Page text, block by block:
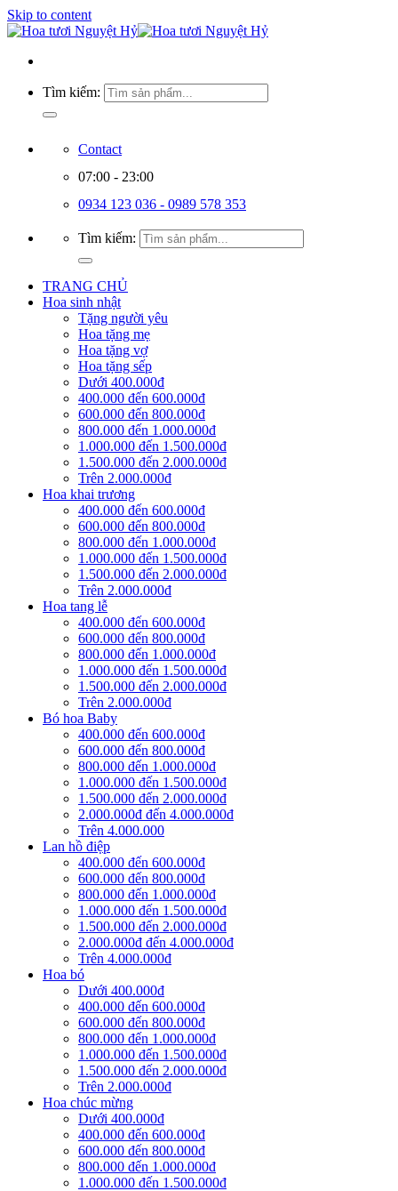
Skip to content
Tìm kiếm:
Contact
07:00 - 23:00
0934 123 036 - 0989 578 353
Tìm kiếm:
TRANG CHỦ
Hoa sinh nhật
Tặng người yêu
Hoa tặng mẹ
Hoa tặng vợ
Hoa tặng sếp
Dưới 400.000đ
400.000 đến 600.000đ
600.000 đến 800.000đ
800.000 đến 1.000.000đ
1.000.000 đến 1.500.000đ
1.500.000 đến 2.000.000đ
Trên 2.000.000đ
Hoa khai trương
400.000 đến 600.000đ
600.000 đến 800.000đ
800.000 đến 1.000.000đ
1.000.000 đến 1.500.000đ
1.500.000 đến 2.000.000đ
Trên 2.000.000đ
Hoa tang lễ
400.000 đến 600.000đ
600.000 đến 800.000đ
800.000 đến 1.000.000đ
1.000.000 đến 1.500.000đ
1.500.000 đến 2.000.000đ
Trên 2.000.000đ
Bó hoa Baby
400.000 đến 600.000đ
600.000 đến 800.000đ
800.000 đến 1.000.000đ
1.000.000 đến 1.500.000đ
1.500.000 đến 2.000.000đ
2.000.000đ đến 4.000.000đ
Trên 4.000.000
Lan hồ điệp
400.000 đến 600.000đ
600.000 đến 800.000đ
800.000 đến 1.000.000đ
1.000.000 đến 1.500.000đ
1.500.000 đến 2.000.000đ
2.000.000đ đến 4.000.000đ
Trên 4.000.000đ
Hoa bó
Dưới 400.000đ
400.000 đến 600.000đ
600.000 đến 800.000đ
800.000 đến 1.000.000đ
1.000.000 đến 1.500.000đ
1.500.000 đến 2.000.000đ
Trên 2.000.000đ
Hoa chúc mừng
Dưới 400.000đ
400.000 đến 600.000đ
600.000 đến 800.000đ
800.000 đến 1.000.000đ
1.000.000 đến 1.500.000đ